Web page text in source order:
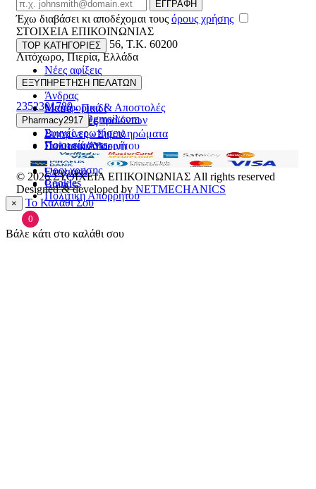
ΕΓΓΡΑΦΗ
Έχω διαβάσει κι αποδέχομαι τους όρους χρήσης
ΣΤΟΙΧΕΙΑ ΕΠΙΚΟΙΝΩΝΙΑΣ
Βασ. Κωνσταντίνου 56, T.K. 60200
Λιτόχωρο,Πιερία,Ελλάδα
ΓΕΜΗ:165892448000
2352301789
pharmacy2917@gmail.com
TOP ΚΑΤΗΓΟΡΙΕΣ
Νέες αφίξεις
Γυναίκα
Άνδρας
Μαμά - Παιδί
Προσφορές
Βιταμίνες - Συμπληρώματα
Στοματική Υγιεινή
Πρόσωπο
Εποχιακά
Brands
ΕΞΥΠΗΡΕΤΗΣΗ ΠΕΛΑΤΩΝ
Μεταφορικά & Αποστολές
Επιστροφές προϊόντων
Συχνές ερωτήσεις
Πολιτική Απορρήτου
Pharmacy2917
Ποιοι είμαστε
Επικοινωνία
Όροι χρήσης
Cookies
Πολιτική Απορρήτου
© 2026ΣΤΟΙΧΕΙΑ ΕΠΙΚΟΙΝΩΝΙΑΣ All rights reserved
Designed & developed by NETMECHANICS
× Το Καλάθι Σου
0
Βάλε κάτι στο καλάθι σου